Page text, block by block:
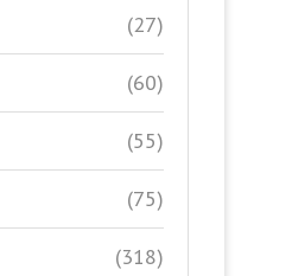
(27)
(60)
(55)
(75)
(318)